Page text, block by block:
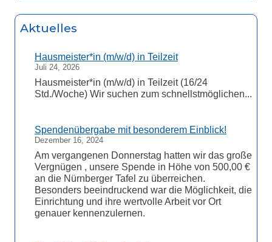
Aktuelles
Hausmeister*in (m/w/d) in Teilzeit
Juli 24, 2026
Hausmeister*in (m/w/d) in Teilzeit (16/24
Std./Woche) Wir suchen zum schnellstmöglichen...
Spendenübergabe mit besonderem Einblick!
Dezember 16, 2024
Am vergangenen Donnerstag hatten wir das große
Vergnügen , unsere Spende in Höhe von 500,00 €
an die Nürnberger Tafel zu überreichen.
Besonders beeindruckend war die Möglichkeit, die
Einrichtung und ihre wertvolle Arbeit vor Ort
genauer kennenzulernen.